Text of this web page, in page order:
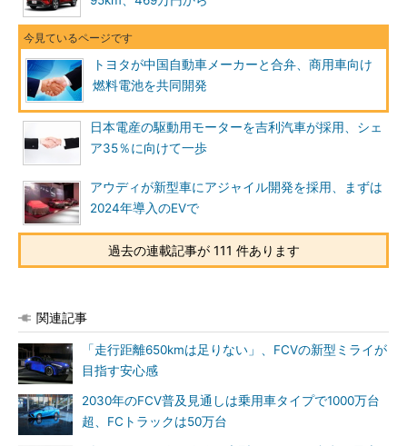
トヨタが中国自動車メーカーと合弁、商用車向け
燃料電池を共同開発
日本電産の駆動用モーターを吉利汽車が採用、シェ
ア35％に向けて一歩
アウディが新型車にアジャイル開発を採用、まずは
2024年導入のEVで
過去の連載記事が 111 件あります
関連記事
「走行距離650kmは足りない」、FCVの新型ミライが
目指す安心感
2030年のFCV普及見通しは乗用車タイプで1000万台
超、FCトラックは50万台